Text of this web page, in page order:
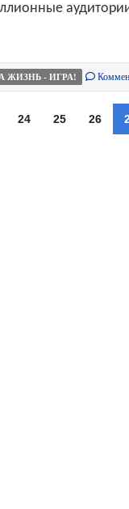
ЖИЗНЬ - ИГРА!
24 25 26